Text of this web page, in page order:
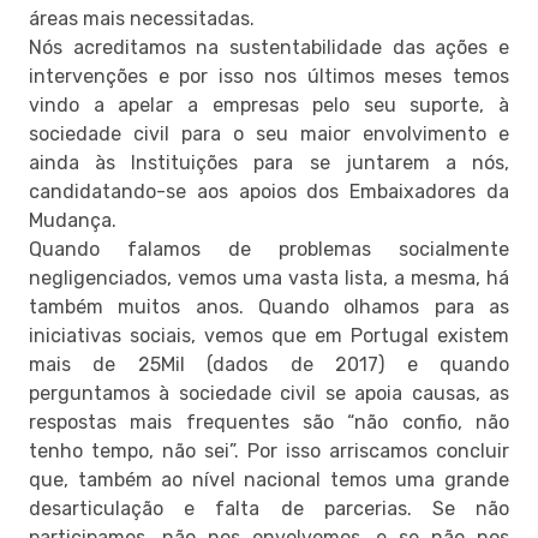
áreas mais necessitadas.
Nós acreditamos na sustentabilidade das ações e
intervenções e por isso nos últimos meses temos
vindo a apelar a empresas pelo seu suporte, à
sociedade civil para o seu maior envolvimento e
ainda às Instituições para se juntarem a nós,
candidatando-se aos apoios dos Embaixadores da
Mudança.
Quando falamos de problemas socialmente
negligenciados, vemos uma vasta lista, a mesma, há
também muitos anos. Quando olhamos para as
iniciativas sociais, vemos que em Portugal existem
mais de 25Mil (dados de 2017) e quando
perguntamos à sociedade civil se apoia causas, as
respostas mais frequentes são “não confio, não
tenho tempo, não sei”. Por isso arriscamos concluir
que, também ao nível nacional temos uma grande
desarticulação e falta de parcerias. Se não